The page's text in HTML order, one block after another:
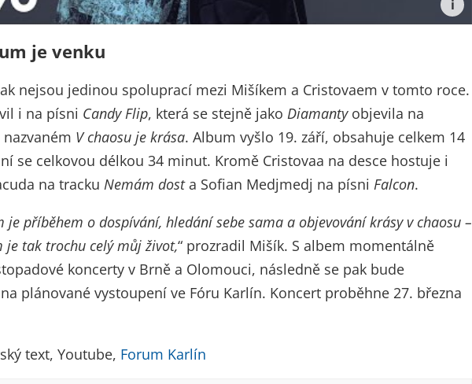
je venku
nejsou jedinou spoluprací mezi Mišíkem a Cristovaem v tomto roce.
i na písni Candy Flip, která se stejně jako Diamantyobjevila na
V chaosu je krása. Album vyšlo 19. září, obsahuje celkem 14
se celkovou délkou 34 minut. Kromě Cristovaa na desce hostuje i
na tracku Nemám dosta Sofian Medjmedj na písni Falcon.
je příběhem o dospívání, hledání sebe sama a objevování krásy v chaosu –
je tak trochu celý můj život,“ prozradil Mišík. S albem momentálně
koncerty v Brně a Olomouci, následně se pak bude
plánované vystoupení ve Fóru Karlín. Koncert proběhne 27. března
text, Youtube, Forum Karlín